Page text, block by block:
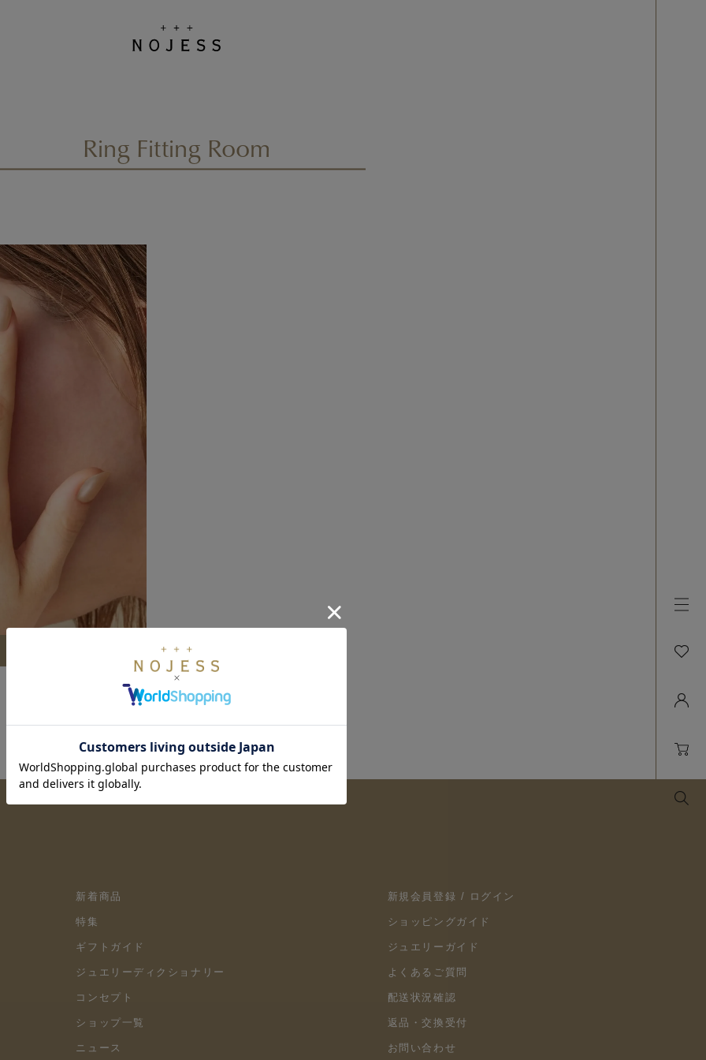
Ring Fitting Room
新着商品
特集
ギフトガイド
ジュエリーディクショナリー
コンセプト
ショップ一覧
ニュース
新規会員登録 / ログイン
ショッピングガイド
ジュエリーガイド
よくあるご質問
配送状況確認
返品・交換受付
お問い合わせ